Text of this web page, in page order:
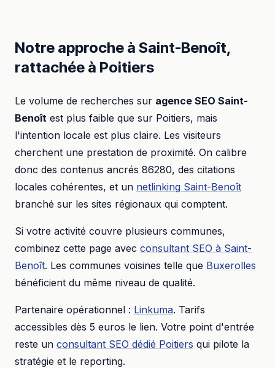
Notre approche à Saint-Benoît,
rattachée à Poitiers
Le volume de recherches sur agence SEO Saint-
Benoît est plus faible que sur Poitiers, mais
l'intention locale est plus claire. Les visiteurs
cherchent une prestation de proximité. On calibre
donc des contenus ancrés 86280, des citations
locales cohérentes, et un netlinking Saint-Benoît
branché sur les sites régionaux qui comptent.
Si votre activité couvre plusieurs communes,
combinez cette page avec consultant SEO à Saint-
Benoît. Les communes voisines telle que Buxerolles
bénéficient du même niveau de qualité.
Partenaire opérationnel : Linkuma. Tarifs
accessibles dès 5 euros le lien. Votre point d'entrée
reste un consultant SEO dédié Poitiers qui pilote la
stratégie et le reporting.